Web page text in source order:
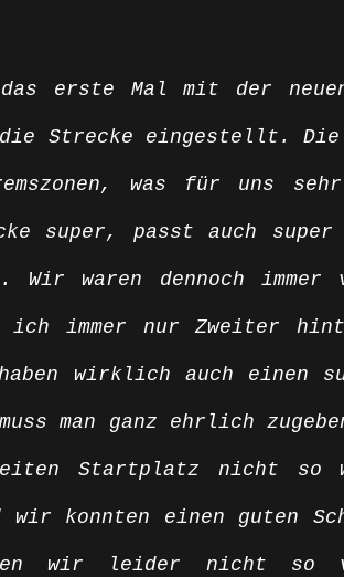
erste Mal mit der neuen
Strecke eingestellt.
was für uns
super, passt auch super
waren dennoch immer
ich immer nur Zweiter
wirklich auch einen
muss man ganz ehrlich
Startplatz nicht so
konnten einen guten
wir leider nicht